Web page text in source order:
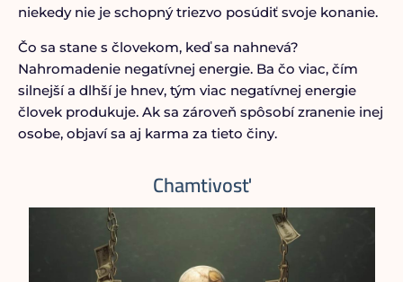
niekedy nie je schopný triezvo posúdiť svoje konanie.
Čo sa stane s človekom, keď sa nahnevá?
Nahromadenie negatívnej energie. Ba čo viac, čím
silnejší a dlhší je hnev, tým viac negatívnej energie
človek produkuje. Ak sa zároveň spôsobí zranenie inej
osobe, objaví sa aj karma za tieto činy.
Chamtivosť